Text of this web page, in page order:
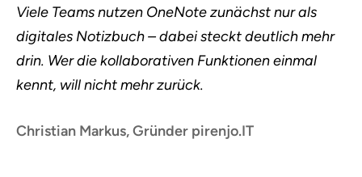
Viele Teams nutzen OneNote zunächst nur als
digitales Notizbuch – dabei steckt deutlich mehr
drin. Wer die kollaborativen Funktionen einmal
kennt, will nicht mehr zurück.
Christian Markus, Gründer pirenjo.IT